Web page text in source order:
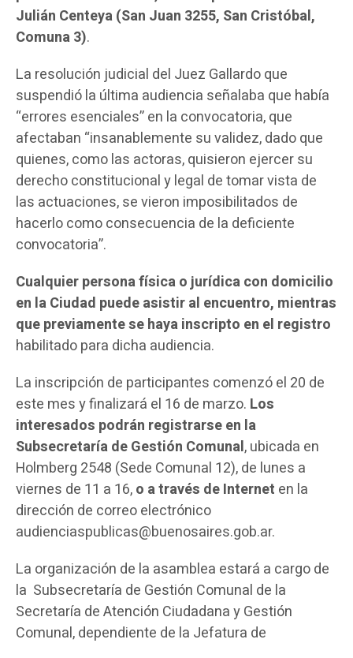
Julián Centeya (San Juan 3255, San Cristóbal,
Comuna 3).
La resolución judicial del Juez Gallardo que
suspendió la última audiencia señalaba que había
“errores esenciales” en la convocatoria, que
afectaban “insanablemente su validez, dado que
quienes, como las actoras, quisieron ejercer su
derecho constitucional y legal de tomar vista de
las actuaciones, se vieron imposibilitados de
hacerlo como consecuencia de la deficiente
convocatoria”.
Cualquier persona física o jurídica con domicilio
en la Ciudad puede asistir al encuentro, mientras
que previamente se haya inscripto en el registro
habilitado para dicha audiencia.
La inscripción de participantes comenzó el 20 de
este mes y finalizará el 16 de marzo. Los
interesados podrán registrarse en la
Subsecretaría de Gestión Comunal, ubicada en
Holmberg 2548 (Sede Comunal 12), de lunes a
viernes de 11 a 16,o a través de Internet en la
dirección de correo electrónico
audienciaspublicas@buenosaires.gob.ar.
La organización de la asamblea estará a cargo de
la Subsecretaría de Gestión Comunal de la
Secretaría de Atención Ciudadana y Gestión
Comunal, dependiente de la Jefatura de